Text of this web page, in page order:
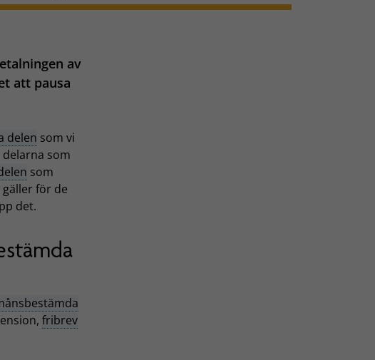
av
att pausa
delen som vi
som
som
för de
det.
fribrev